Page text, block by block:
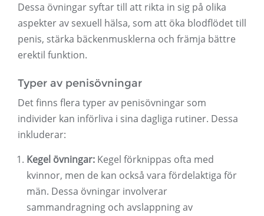
Dessa övningar syftar till att rikta in sig på olika
aspekter av sexuell hälsa, som att öka blodflödet till
penis, stärka bäckenmusklerna och främja bättre
erektil funktion.
Typer av penisövningar
Det finns flera typer av penisövningar som
individer kan införliva i sina dagliga rutiner. Dessa
inkluderar:
Kegel övningar: Kegel förknippas ofta med
kvinnor, men de kan också vara fördelaktiga för
män. Dessa övningar involverar
sammandragning och avslappning av